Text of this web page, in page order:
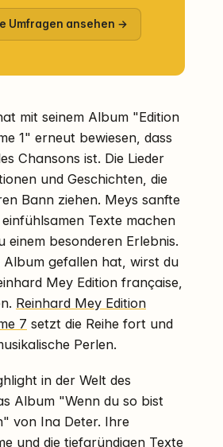
Umfragen ansehen →
mit seinem Album "Edition
1" erneut bewiesen, dass
Chansons ist. Die Lieder
und Geschichten, die
Bann ziehen. Meys sanfte
Texte machen
einem besonderen Erlebnis.
Album gefallen hat, wirst du
Mey Edition française,
Reinhard Mey Edition
7 setzt die Reihe fort und
Perlen.
in der Welt des
Album "Wenn du so bist
von Ina Deter. Ihre
und die tiefgründigen Texte